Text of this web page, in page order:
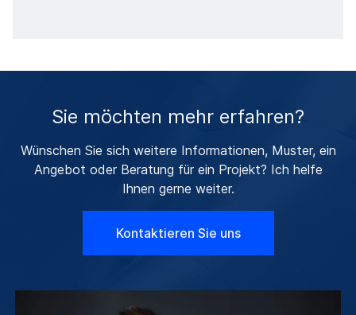
Sie möchten mehr erfahren?
Wünschen Sie sich weitere Informationen, Muster, ein
Angebot oder Beratung für ein Projekt? Ich helfe
Ihnen gerne weiter.
Kontaktieren Sie uns